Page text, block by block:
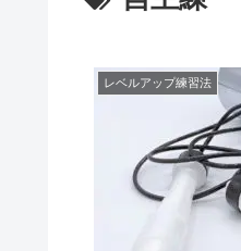
レベルアップ練習法